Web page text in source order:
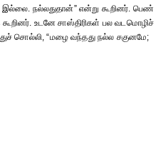
நல்லதுதான்” என்று கூறினர். பெண்
கூறினர். உடனே சாஸ்திரிகள் பல வடமொழிச்
சொல்லி, “மழை வந்தது நல்ல சகுனமே;